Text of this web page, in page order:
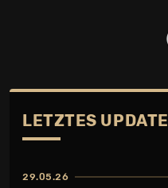
LETZTES UPDATE
29.05.26